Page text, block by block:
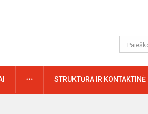
DAUGIAUSTRUKTŪRA IR